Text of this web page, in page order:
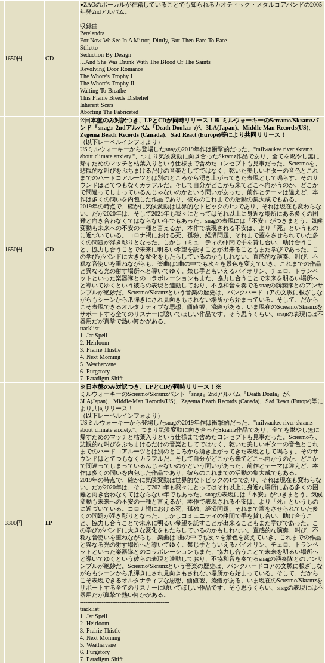
1650円 CD
●ZAOのボーカルが在籍していることでも知られるカオティック・メタルコアバンドの2005
年発2ndアルバム。
収録曲
Perelandra
For Now We See In A Mirror, Dimly, But Then Face To Face
Stiletto
Seduction By Design
...And She Was Drunk With The Blood Of The Saints
Revolving Door Romance
The Whore's Trophy I
The Whore's Trophy II
Waiting To Breathe
This Flame Breeds Disbelief
Inherent Scars
Aborting The Fabricated
1650円 CD
※日本盤のみ対訳つき、LPとCDが同時リリース！※ ミルウォーキーのScreamo/Skramzバ
ンド『snag』2ndアルバム『Death Doula』が、3LA(Japan)、Middle-Man Records(US)、
Zegema Beach Records (Canada)、Sad React (Europe)等により共同リリース！
（以下レーベルインフォより）
USミルウォーキーから登場したsnagの2019年作は衝撃的だった。"milwaukee river skramz
about climate anxiety."、つまり気候変動に向き合ったSkramz作品であり、全てを燃やし無に
帰すためのマッチと枯葉入りという仕様まで含めたコンセプトも見事だった。Screamoを、
悲観的な叫びをぶちまけるだけの音楽としてではなく、乾いた美しいギターの音色とこれ
までのハードコアルーツとは別のところから湧き上がってきた表現として鳴らす。そのサ
ウンドはとてつもなくカラフルだ。そして自分がどこから来てどこへ向かうのか、どこか
で間違ってしまっているんじゃないのかという問いがあった。前作とテーマは違えど、本
作は多くの問いを内包した作品であり、彼らのこれまでの活動の集大成でもある。
2019年の時点で、確かに気候変動は世界的なトピックの1つであり、それは現在も変わらな
い。だが2020年は、そして2021年も我々にとってはそれ以上に身近な場所にある多くの困
難と向き合わなくてはならない年でもあった。snagの表現には「不安」がつきまとう。気候
変動も未来への不安の一種と言えるが、本作で表現される不安は、より「死」というもの
に近づいている。コロナ禍における死、孤独、経済問題、それまで蓋をさせられていた多
くの問題が浮き彫りとなった。しかしコミュニティの仲間で手を貸し合い、助け合うこ
と、協力し合うことで未来に明るい希望を託すことが出来ることもまた学びであった。こ
の学びがバンドに大きな変化をもたらしているのかもしれない。直感的な演奏、叫び、不
穏な音使いを重ねながらも、楽曲は1曲の中でも次々を景色を変えていき、これまでの作品
と異なる光の射す場所へと導いてゆく。禁じ手ともいえるバイオリン、チェロ、トランペ
ットといった楽器隊とのコラボレーションもまた、協力し合うことで未来を明るい場所へ
と導いてゆくという彼らの表現と連動しており、不協和音を奏でるsnagの演奏隊とのアンサ
ンブルが絶妙だ。Screamo/Skramzという音楽の歴史は、パンクハードコアの文脈に根ざしな
がらもシーンから爪弾きにされ見向きもされない場所から始まっている。そして、だから
こそ表現できるオルタナティブな思想、価値観、流儀がある。いま現在のScreamo/Skramzを
サポートする全てのリスナーに聴いてほしい作品です。そう思うくらい、snagの表現には不
器用だが真摯で熱い何かがある。
tracklist:
1. Jar Spell
2. Heirloom
3. Prairie Thistle
4. Next Morning
5. Weathervane
6. Purgatory
7. Paradigm Shift
3300円 LP
※日本盤のみ対訳つき、LPとCDが同時リリース！※
ミルウォーキーのScreamo/Skramzバンド『snag』2ndアルバム『Death Doula』が、
3LA(Japan)、Middle-Man Records(US)、Zegema Beach Records (Canada)、Sad React (Europe)等に
より共同リリース！
（以下レーベルインフォより）
USミルウォーキーから登場したsnagの2019年作は衝撃的だった。"milwaukee river skramz
about climate anxiety."、つまり気候変動に向き合ったSkramz作品であり、全てを燃やし無に
帰すためのマッチと枯葉入りという仕様まで含めたコンセプトも見事だった。Screamoを、
悲観的な叫びをぶちまけるだけの音楽としてではなく、乾いた美しいギターの音色とこれ
までのハードコアルーツとは別のところから湧き上がってきた表現として鳴らす。そのサ
ウンドはとてつもなくカラフルだ。そして自分がどこから来てどこへ向かうのか、どこか
で間違ってしまっているんじゃないのかという問いがあった。前作とテーマは違えど、本
作は多くの問いを内包した作品であり、彼らのこれまでの活動の集大成でもある。
2019年の時点で、確かに気候変動は世界的なトピックの1つであり、それは現在も変わらな
い。だが2020年は、そして2021年も我々にとってはそれ以上に身近な場所にある多くの困
難と向き合わなくてはならない年でもあった。snagの表現には「不安」がつきまとう。気候
変動も未来への不安の一種と言えるが、本作で表現される不安は、より「死」というもの
に近づいている。コロナ禍における死、孤独、経済問題、それまで蓋をさせられていた多
くの問題が浮き彫りとなった。しかしコミュニティの仲間で手を貸し合い、助け合うこ
と、協力し合うことで未来に明るい希望を託すことが出来ることもまた学びであった。こ
の学びがバンドに大きな変化をもたらしているのかもしれない。直感的な演奏、叫び、不
穏な音使いを重ねながらも、楽曲は1曲の中でも次々を景色を変えていき、これまでの作品
と異なる光の射す場所へと導いてゆく。禁じ手ともいえるバイオリン、チェロ、トランペ
ットといった楽器隊とのコラボレーションもまた、協力し合うことで未来を明るい場所へ
と導いてゆくという彼らの表現と連動しており、不協和音を奏でるsnagの演奏隊とのアンサ
ンブルが絶妙だ。Screamo/Skramzという音楽の歴史は、パンクハードコアの文脈に根ざしな
がらもシーンから爪弾きにされ見向きもされない場所から始まっている。そして、だから
こそ表現できるオルタナティブな思想、価値観、流儀がある。いま現在のScreamo/Skramzを
サポートする全てのリスナーに聴いてほしい作品です。そう思うくらい、snagの表現には不
器用だが真摯で熱い何かがある。
--------------------------------------------------
tracklist:
1. Jar Spell
2. Heirloom
3. Prairie Thistle
4. Next Morning
5. Weathervane
6. Purgatory
7. Paradigm Shift